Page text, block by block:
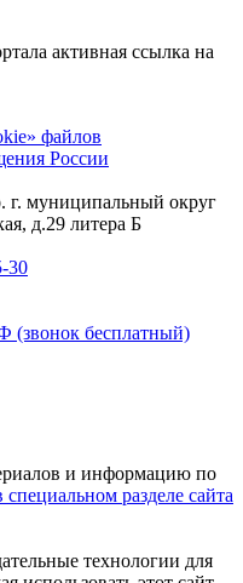
активная ссылка на
файлов
России
г. муниципальный округ
д.29 литера Б
30
(звонок бесплатный)
и информацию по
специальном разделе сайта
технологии для